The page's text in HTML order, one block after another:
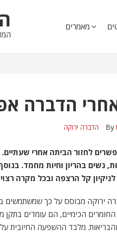
מאמרים
הדברה
By הדברה ירוקה
לחזור הביתה אחרי
נשים בהריון וחיות מחמד.
קל הרצפה ובכל מקרה
ירוקה מבוסס על כך שמשתמשים
הכימיים, הם עומדים
והבריאות. מלבד ההשפעה החיובית